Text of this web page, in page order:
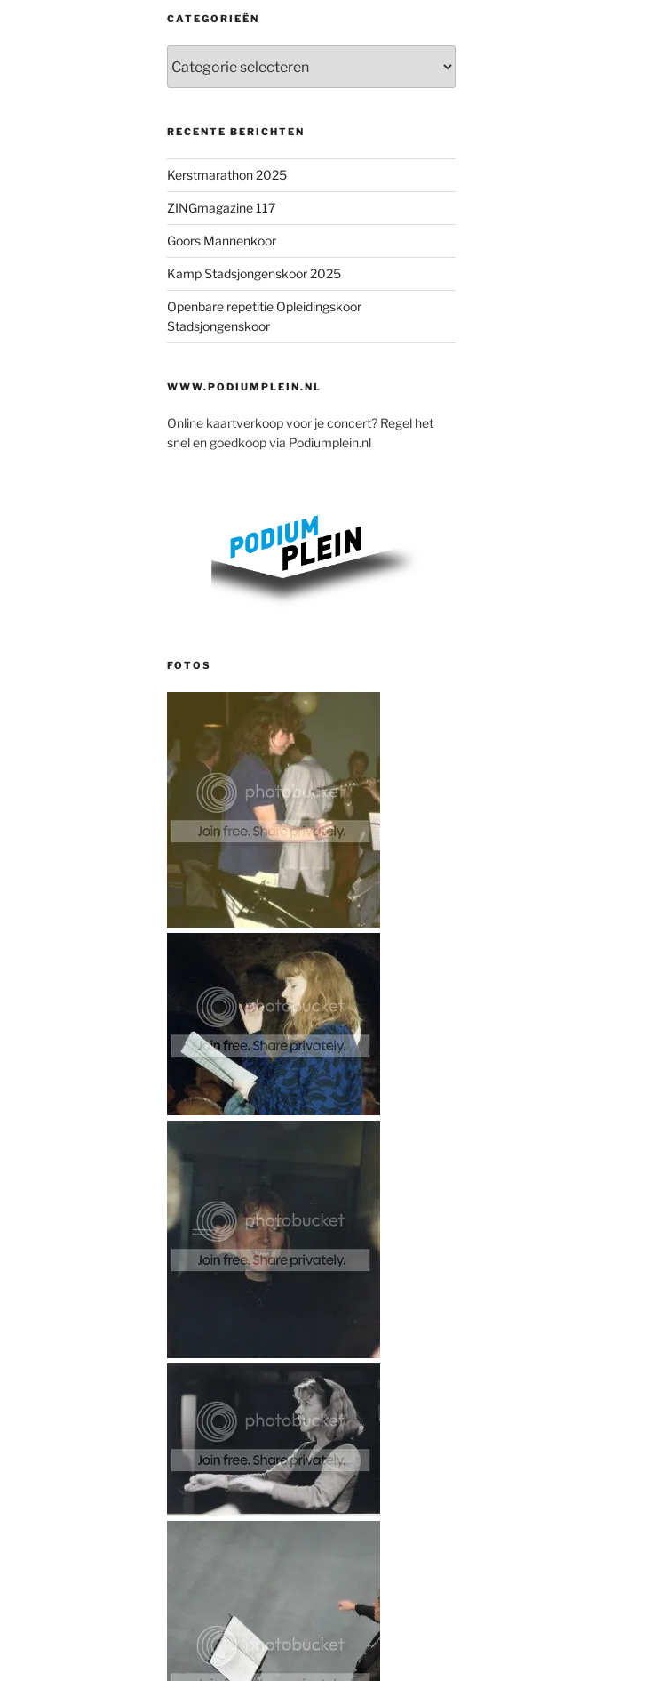
CATEGORIEËN
RECENTE BERICHTEN
Kerstmarathon 2025
ZINGmagazine 117
Goors Mannenkoor
Kamp Stadsjongenskoor 2025
Openbare repetitie Opleidingskoor
Stadsjongenskoor
WWW.PODIUMPLEIN.NL
Online kaartverkoop voor je concert? Regel het
snel en goedkoop via Podiumplein.nl
FOTOS